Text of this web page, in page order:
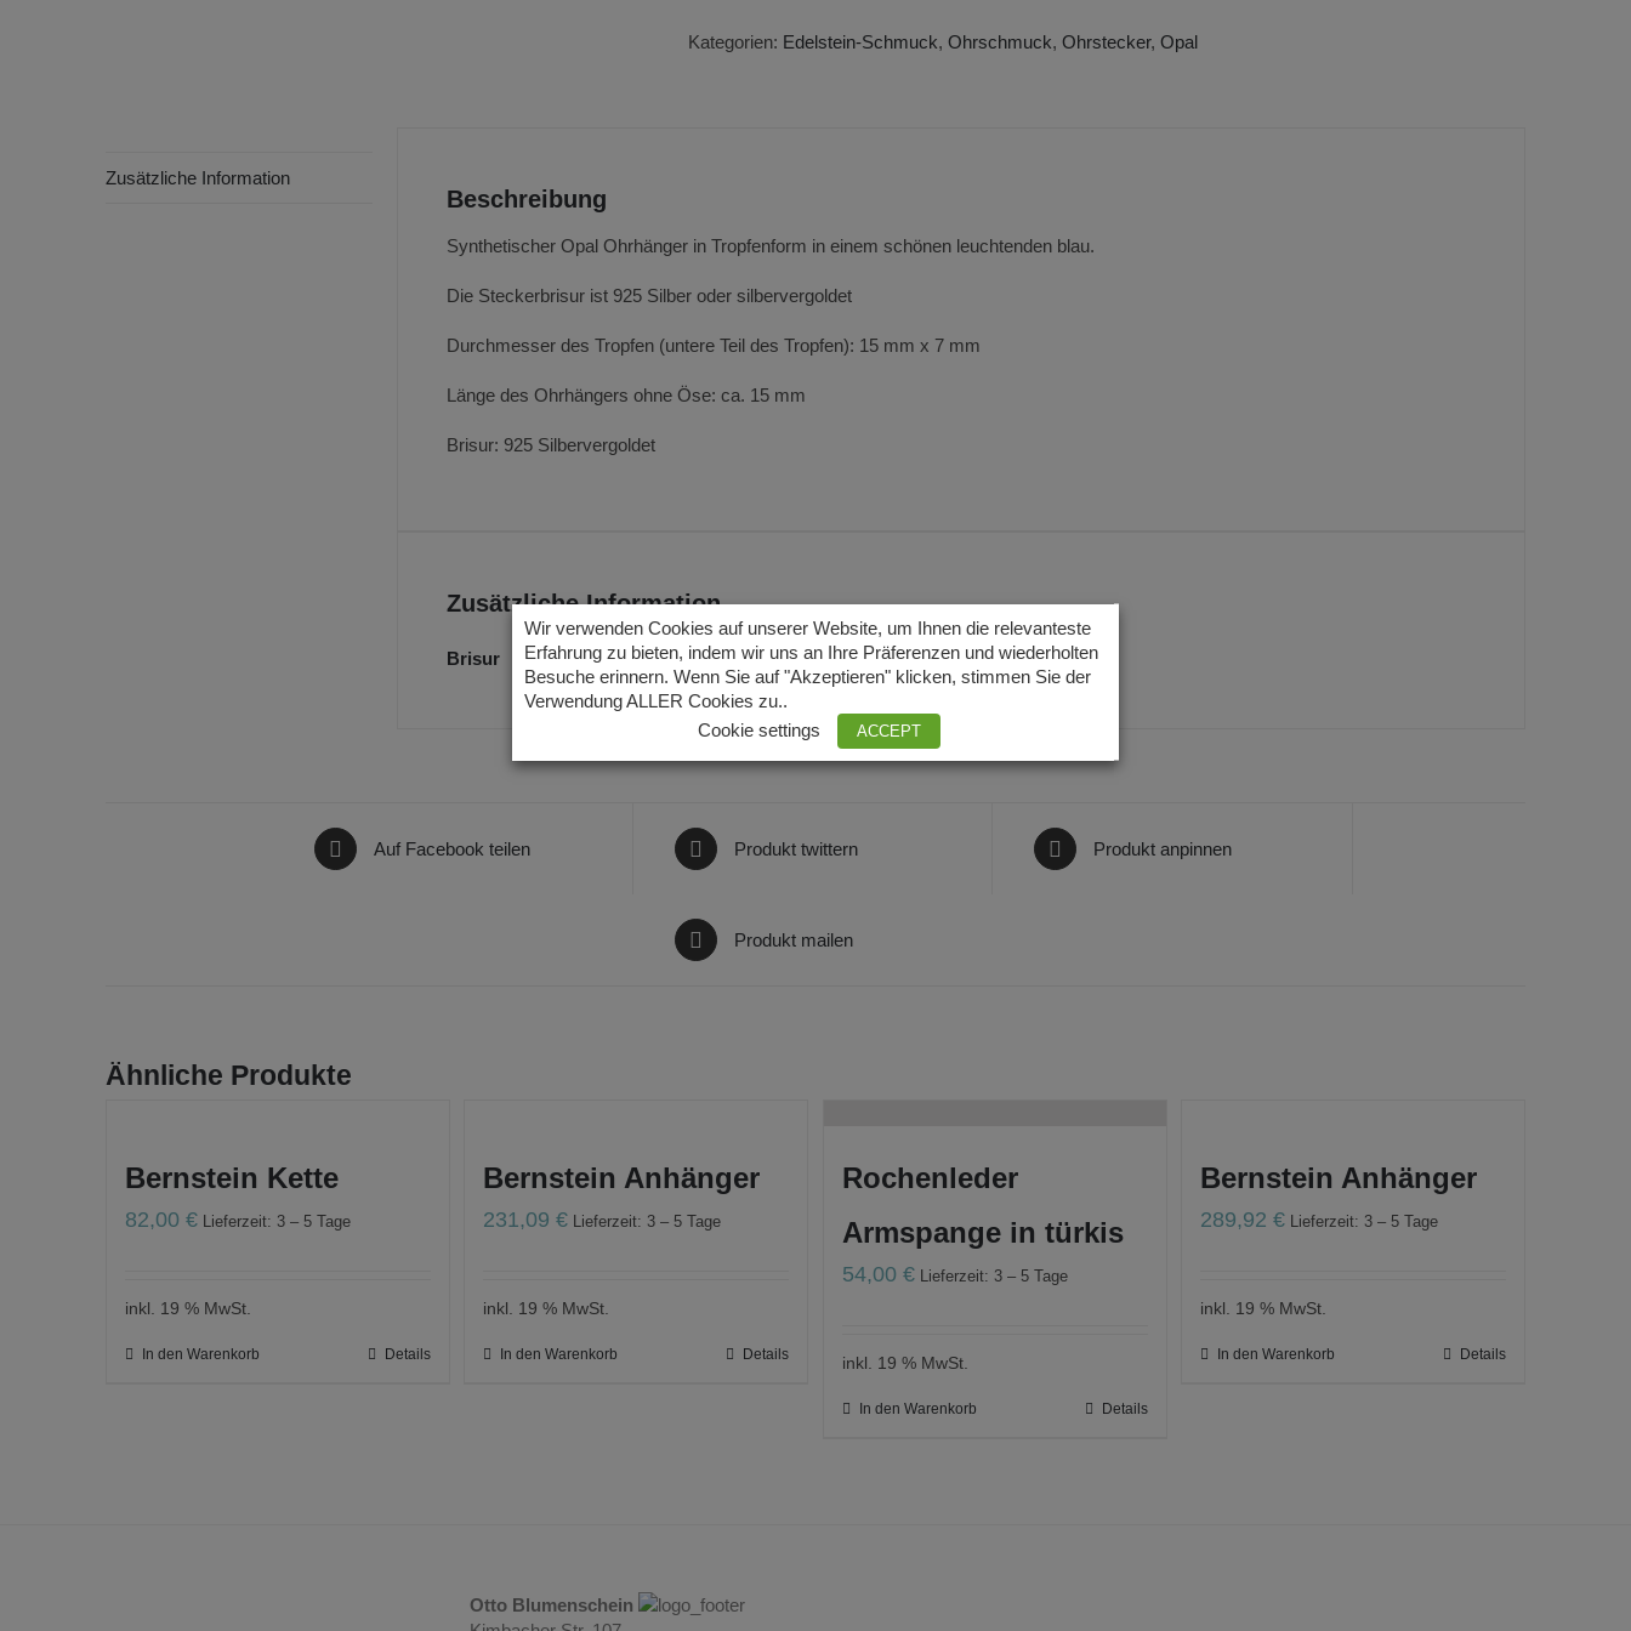
Menge
Kategorien: Edelstein-Schmuck, Ohrschmuck, Ohrstecker, Opal
Zusätzliche Information
Beschreibung
Synthetischer Opal Ohrhänger in Tropfenform in einem schönen leuchtenden blau.
Die Steckerbrisur ist 925 Silber oder silbervergoldet
Durchmesser des Tropfen (untere Teil des Tropfen): 15 mm x 7 mm
Länge des Ohrhängers ohne Öse: ca. 15 mm
Brisur: 925 Silbervergoldet
Zusätzliche Information
Brisur 925 Silber, 925 Silbervergoldet
Auf Facebook teilen Produkt twittern Produkt anpinnen
Produkt mailen
Ähnliche Produkte
Bernstein Kette
82,00 € Lieferzeit: 3 – 5 Tage
inkl. 19 % MwSt.
In den Warenkorb Details
Bernstein Anhänger
231,09€ Lieferzeit: 3 – 5 Tage
inkl. 19 % MwSt.
In den Warenkorb Details
Rochenleder
Armspange in türkis
54,00 € Lieferzeit: 3 – 5 Tage
inkl. 19 % MwSt.
In den Warenkorb Details
Bernstein Anhänger
289,92€ Lieferzeit: 3 – 5 Tage
inkl. 19 % MwSt.
In den Warenkorb Details
Otto Blumenschein
Wir verwenden Cookies auf unserer Website, um Ihnen die relevanteste
Erfahrung zu bieten, indem wir uns an Ihre Präferenzen und wiederholten
Besuche erinnern. Wenn Sie auf "Akzeptieren" klicken, stimmen Sie der
Verwendung ALLER Cookies zu..
Cookie settings
ACCEPT